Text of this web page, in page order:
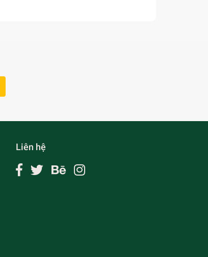
Liên hệ